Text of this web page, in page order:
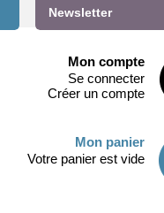
Newsletter
Mon compte
Se connecter
Créer un compte
Mon panier
Votre panier est vide